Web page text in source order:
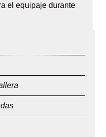
el equipaje durante